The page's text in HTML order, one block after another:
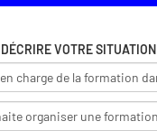
VOTRE SITUATION